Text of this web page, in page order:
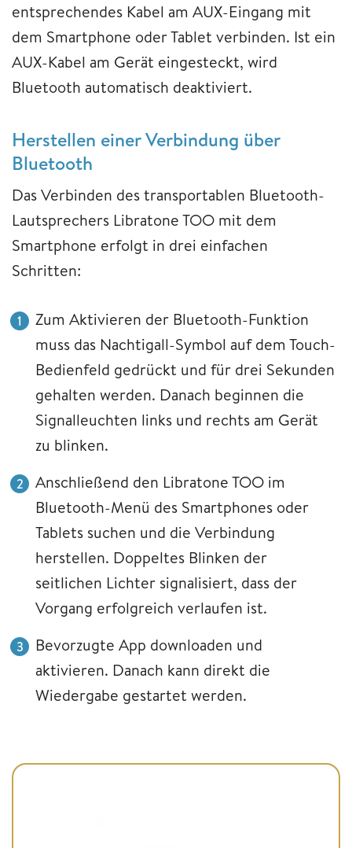
entsprechendes Kabel am AUX-Eingang mit
dem Smartphone oder Tablet verbinden. Ist ein
AUX-Kabel am Gerät eingesteckt, wird
Bluetooth automatisch deaktiviert.
Herstellen einer Verbindung über
Bluetooth
Das Verbinden des transportablen Bluetooth-
Lautsprechers Libratone TOO mit dem
Smartphone erfolgt in drei einfachen
Schritten:
Zum Aktivieren der Bluetooth-Funktion
muss das Nachtigall-Symbol auf dem Touch-
Bedienfeld gedrückt und für drei Sekunden
gehalten werden. Danach beginnen die
Signalleuchten links und rechts am Gerät
zu blinken.
Anschließend den Libratone TOO im
Bluetooth-Menü des Smartphones oder
Tablets suchen und die Verbindung
herstellen. Doppeltes Blinken der
seitlichen Lichter signalisiert, dass der
Vorgang erfolgreich verlaufen ist.
Bevorzugte App downloaden und
aktivieren. Danach kann direkt die
Wiedergabe gestartet werden.